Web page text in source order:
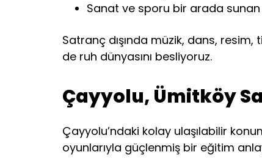
Sanat ve sporu bir arada
Satranç dışında müzik, dans,
de ruh dünyasını besliyoruz.
Çayyolu, Ümitköy
Çayyolu’ndaki kolay ulaşılabilir
oyunlarıyla güçlenmiş bir eğitim